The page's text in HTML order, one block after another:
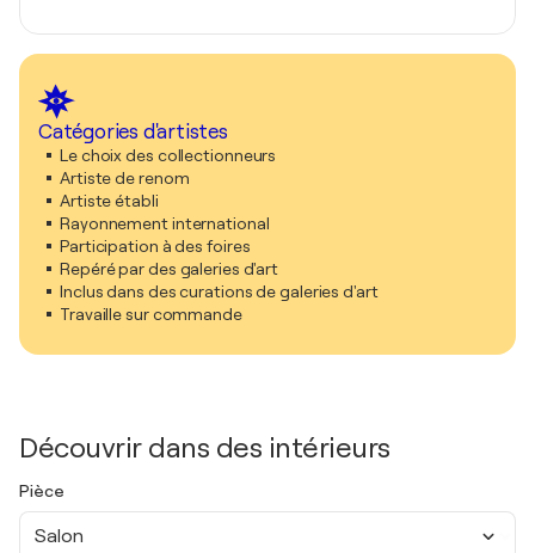
Catégories d'artistes
Le choix des collectionneurs
Artiste de renom
Artiste établi
Rayonnement international
Participation à des foires
Repéré par des galeries d'art
Inclus dans des curations de galeries d'art
Travaille sur commande
Découvrir dans des intérieurs
Pièce
Salon